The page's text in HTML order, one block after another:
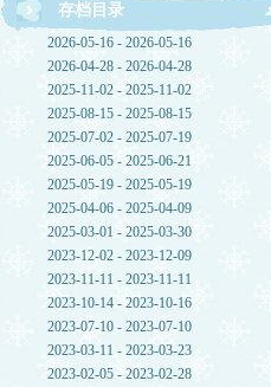
存档目录
2026-05-16 - 2026-05-16
2026-04-28 - 2026-04-28
2025-11-02 - 2025-11-02
2025-08-15 - 2025-08-15
2025-07-02 - 2025-07-19
2025-06-05 - 2025-06-21
2025-05-19 - 2025-05-19
2025-04-06 - 2025-04-09
2025-03-01 - 2025-03-30
2023-12-02 - 2023-12-09
2023-11-11 - 2023-11-11
2023-10-14 - 2023-10-16
2023-07-10 - 2023-07-10
2023-03-11 - 2023-03-23
2023-02-05 - 2023-02-28